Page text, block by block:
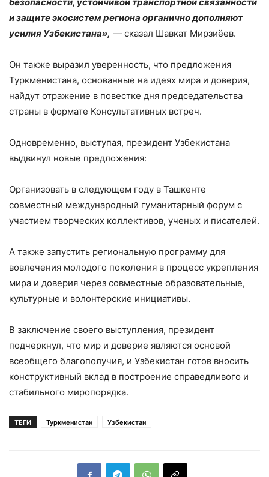
и защите экосистем региона органично дополняют
усилия Узбекистана», — сказал Шавкат Мирзиёев.
Он также выразил уверенность, что предложения
Туркменистана, основанные на идеях мира и доверия,
найдут отражение в повестке дня председательства
страны в формате Консультативных встреч.
Одновременно, выступая, президент Узбекистана
выдвинул новые предложения:
Организовать в следующем году в Ташкенте
совместный международный гуманитарный форум с
участием творческих коллективов, ученых и писателей.
А также запустить региональную программу для
вовлечения молодого поколения в процесс укрепления
мира и доверия через совместные образовательные,
культурные и волонтерские инициативы.
В заключение своего выступления, президент
подчеркнул, что мир и доверие являются основой
всеобщего благополучия, и Узбекистан готов вносить
конструктивный вклад в построение справедливого и
стабильного миропорядка.
ТЕГИ Туркменистан Узбекистан